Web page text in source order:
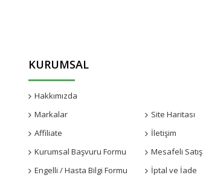
KURUMSAL
Hakkımızda
Markalar
Affiliate
Kurumsal Başvuru Formu
Engelli / Hasta Bilgi Formu
Site Haritası
İletişim
Mesafeli Satış
İptal ve İade